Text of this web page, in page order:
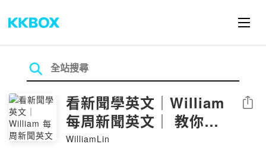
看新聞學英文｜William
每周新聞英文｜ 教你記
單字｜看懂文章
WilliamLin
分享